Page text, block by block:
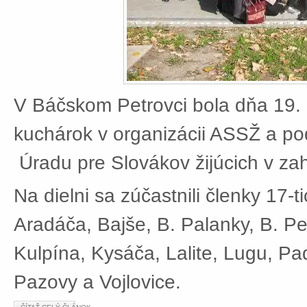
V Báčskom Petrovci bola dňa
kuchárok v organizácii ASSŽ a
Úradu pre Slovákov žijúcich v
Na dielni sa zúčastnili členky 17-
Aradáča, Bajše, B. Palanky, B.
Kulpína, Kysáča, Lalite, Lugu,
Pazovy a Vojlovice.